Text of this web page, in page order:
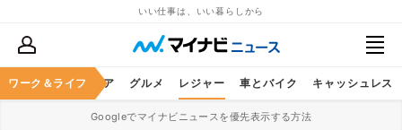
いい仕事は、いい暮らしから
ワーク＆ライフ
暮らし ヘルスケア グルメ レジャー 車とバイク キャッシュレス
Googleでマイナビニュースを優先表示する方法